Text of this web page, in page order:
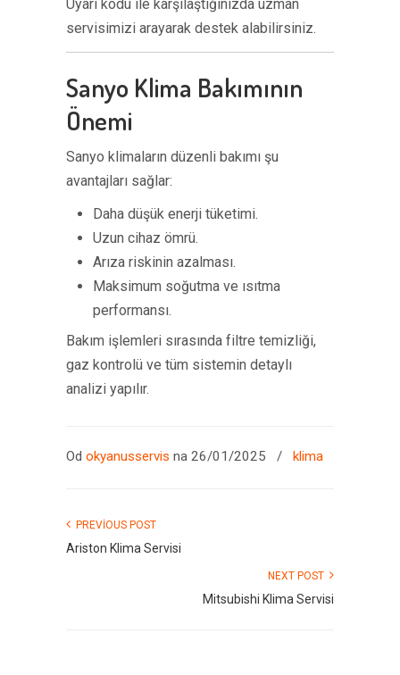
Uyarı kodu ile karşılaştığınızda uzman
servisimizi arayarak destek alabilirsiniz.
Sanyo Klima Bakımının
Önemi
Sanyo klimaların düzenli bakımı şu
avantajları sağlar:
Daha düşük enerji tüketimi.
Uzun cihaz ömrü.
Arıza riskinin azalması.
Maksimum soğutma ve ısıtma
performansı.
Bakım işlemleri sırasında filtre temizliği,
gaz kontrolü ve tüm sistemin detaylı
analizi yapılır.
Od okyanusservis na 26/01/2025 / klima
PREVIOUS POST
Ariston Klima Servisi
NEXT POST
Mitsubishi Klima Servisi